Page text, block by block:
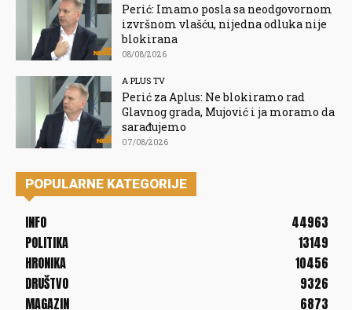
Perić: Imamo posla sa neodgovornom
izvršnom vlašću, nijedna odluka nije
blokirana
08/08/2026
A PLUS TV
Perić za Aplus: Ne blokiramo rad
Glavnog grada, Mujović i ja moramo da
sarađujemo
07/08/2026
POPULARNE KATEGORIJE
INFO
44963
POLITIKA
13149
HRONIKA
10456
DRUŠTVO
9326
MAGAZIN
6873